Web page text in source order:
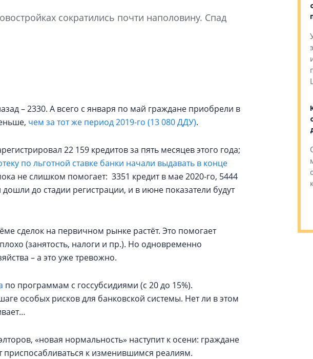
сократились почти наполовину. Спад
– 2330. А всего с января по май граждане приобрели в
чем за тот же период 2019-го (13 080 ДДУ).
22 159 кредитов за пять месяцев этого года;
по льготной ставке банки начали выдавать в конце
не слишком помогает: 3351 кредит в мае 2020-го, 5444
до стадии регистрации, и в июне показатели будут
сделок на первичном рынке растёт. Это помогает
(занятость, налоги и пр.). Но одновременно
– а это уже тревожно.
по программам с госсубсидиями (с 20 до 15%).
особых рисков для банковской системы. Нет ли в этом
«новая нормальность» наступит к осени: граждане
к изменившимся реалиям.
даже электромобиль»
рынок апарт-отелей»
Конкуренцию выиграют те
приблизятся к гостиничному
уровню сервиса, уверены в УК
КЕЙПОРТ